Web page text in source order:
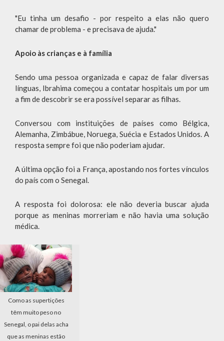
"Eu tinha um desafio - por respeito a elas não quero
chamar de problema - e precisava de ajuda."
Apoio às crianças e à família
Sendo uma pessoa organizada e capaz de falar diversas
línguas, Ibrahima começou a contatar hospitais um por um
a fim de descobrir se era possível separar as filhas.
Conversou com instituições de países como Bélgica,
Alemanha, Zimbábue, Noruega, Suécia e Estados Unidos. A
resposta sempre foi que não poderiam ajudar.
A última opção foi a França, apostando nos fortes vínculos
do país com o Senegal.
A resposta foi dolorosa: ele não deveria buscar ajuda
porque as meninas morreriam e não havia uma solução
médica.
Como as supertições
têm muito peso no
Senegal, o pai delas acha
que as meninas estão